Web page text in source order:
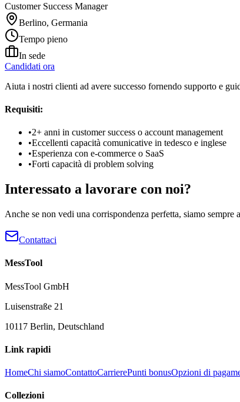
Customer Success Manager
Berlino, Germania
Tempo pieno
In sede
Candidati ora
Aiuta i nostri clienti ad avere successo fornendo supporto e
Requisiti:
•2+ anni in customer success o account management
•Eccellenti capacità comunicative in tedesco e inglese
•Esperienza con e-commerce o SaaS
•Forti capacità di problem solving
Interessato a lavorare con noi?
Anche se non vedi una corrispondenza perfetta, siamo
Contattaci
MessTool
MessTool GmbH
Luisenstraße 21
10117 Berlin, Deutschland
Link rapidi
HomeChi siamoContattoCarrierePunti bonusOpzioni di
Collezioni